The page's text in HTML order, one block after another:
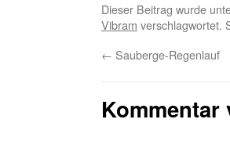
Dieser Beitrag wurde
Vibram verschlagwortet.
← Sauberge-Regenlauf
Kommentar